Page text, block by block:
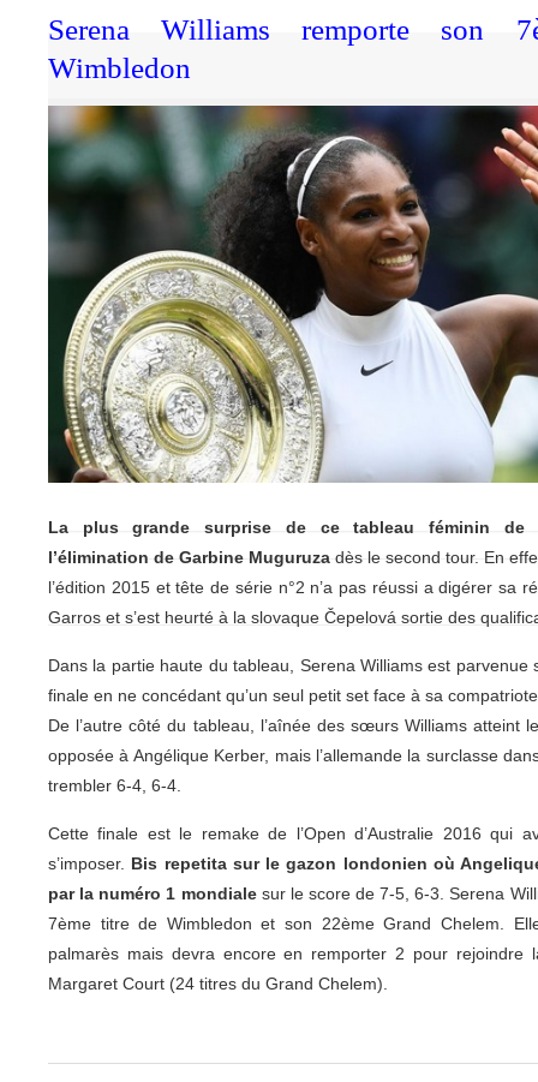
Serena Williams remporte son
Wimbledon
La plus grande surprise de ce tableau féminin de
l’élimination de Garbine Muguruza dès le second tour. En
l’édition 2015 et tête de série n°2 n’a pas réussi a digérer sa
Garros et s’est heurté à la slovaque Čepelová sortie des
Dans la partie haute du tableau, Serena Williams est parvenue
finale en ne concédant qu’un seul petit set face à sa
De l’autre côté du tableau, l’aînée des sœurs Williams atteint
opposée à Angélique Kerber, mais l’allemande la surclasse
trembler 6-4, 6-4.
Cette finale est le remake de l’Open d’Australie 2016 qui
s’imposer. Bis repetita sur le gazon londonien où
par la numéro 1 mondialesur le score de 7-5, 6-3. Serena
7ème titre de Wimbledon et son 22ème Grand Chelem.
palmarès mais devra encore en remporter 2 pour rejoindre
Margaret Court (24 titres du Grand Chelem).